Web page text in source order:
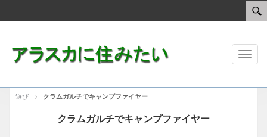
Toggle
遊び クラムガルチでキャンプファイヤー
クラムガルチでキャンプファイヤー